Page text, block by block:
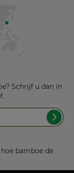
Schrijf u dan in
bamboe de